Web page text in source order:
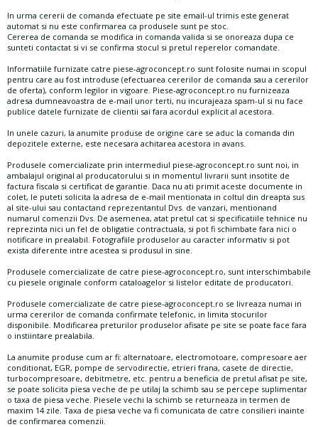
In urma cererii de comanda efectuate pe site email-ul trimis este generat
automat si nu este confirmarea ca produsele sunt pe stoc.
Cererea de comanda se modifica in comanda valida si se onoreaza dupa ce
sunteti contactat si vi se confirma stocul si pretul reperelor comandate.
Informatiile furnizate catre piese-agroconcept.ro sunt folosite numai in scopul
pentru care au fost introduse (efectuarea cererilor de comanda sau a cererilor
de oferta), conform legilor in vigoare. Piese-agroconcept.ro nu furnizeaza
adresa dumneavoastra de e-mail unor terti, nu incurajeaza spam-ul si nu face
publice datele furnizate de clientii sai fara acordul explicit al acestora.
In unele cazuri, la anumite produse de origine care se aduc la comanda din
depozitele externe, este necesara achitarea acestora in avans.
Produsele comercializate prin intermediul piese-agroconcept.ro sunt noi, in
ambalajul original al producatorului si in momentul livrarii sunt insotite de
factura fiscala si certificat de garantie. Daca nu ati primit aceste documente in
colet, le puteti solicita la adresa de e-mail mentionata in coltul din dreapta sus
al site-ului sau contactand reprezentantul Dvs. de vanzari, mentionand
numarul comenzii Dvs. De asemenea, atat pretul cat si specificatiile tehnice nu
reprezinta nici un fel de obligatie contractuala, si pot fi schimbate fara nici o
notificare in prealabil. Fotografiile produselor au caracter informativ si pot
exista diferente intre acestea si produsul in sine.
Produsele comercializate de catre piese-agroconcept.ro, sunt interschimbabile
cu piesele originale conform cataloagelor si listelor editate de producatori.
Produsele comercializate de catre piese-agroconcept.ro se livreaza numai in
urma cererilor de comanda confirmate telefonic, in limita stocurilor
disponibile. Modificarea preturilor produselor afisate pe site se poate face fara
o instiintare prealabila.
La anumite produse cum ar fi: alternatoare, electromotoare, compresoare aer
conditionat, EGR, pompe de servodirectie, etrieri frana, casete de directie,
turbocompresoare, debitmetre, etc. pentru a beneficia de pretul afisat pe site,
se poate solicita piesa veche de pe utilaj la schimb sau se percepe suplimentar
o taxa de piesa veche. Piesele vechi la schimb se returneaza in termen de
maxim 14 zile. Taxa de piesa veche va fi comunicata de catre consilieri inainte
de confirmarea comenzii.